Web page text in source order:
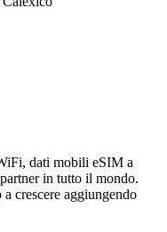
dati mobili eSIM a
in tutto il mondo.
crescere aggiungendo